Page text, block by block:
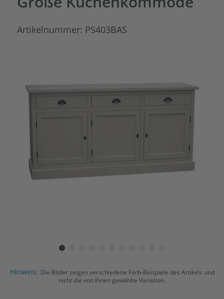
Artikelnummer: PS403BAS
Hinweis: Die Bilder zeigen verschiedene Farb-Beispiele des Artikels und
nicht die von Ihnen gewählte Variation.